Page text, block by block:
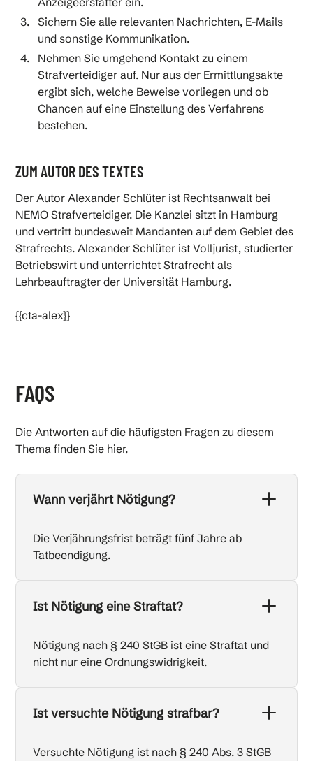
Sichern Sie alle relevanten Nachrichten, E-Mails
und sonstige Kommunikation.
Nehmen Sie umgehend Kontakt zu einem
Strafverteidiger auf. Nur aus der Ermittlungsakte
ergibt sich, welche Beweise vorliegen und ob
Chancen auf eine Einstellung des Verfahrens
bestehen.
ZUM AUTOR DES TEXTES
Der Autor Alexander Schlüter ist Rechtsanwalt bei
NEMO Strafverteidiger. Die Kanzlei sitzt in Hamburg
und vertritt bundesweit Mandanten auf dem Gebiet des
Strafrechts. Alexander Schlüter ist Volljurist, studierter
Betriebswirt und unterrichtet Strafrecht als
Lehrbeauftragter der Universität Hamburg.
{{cta-alex}}
FAQS
Die Antworten auf die häufigsten Fragen zu diesem
Thema finden Sie hier.
Wann verjährt Nötigung?
Die Verjährungsfrist beträgt fünf Jahre ab
Tatbeendigung.
Ist Nötigung eine Straftat?
Nötigung nach § 240 StGB ist eine Straftat und
nicht nur eine Ordnungswidrigkeit.
Ist versuchte Nötigung strafbar?
Versuchte Nötigung ist nach § 240 Abs. 3 StGB